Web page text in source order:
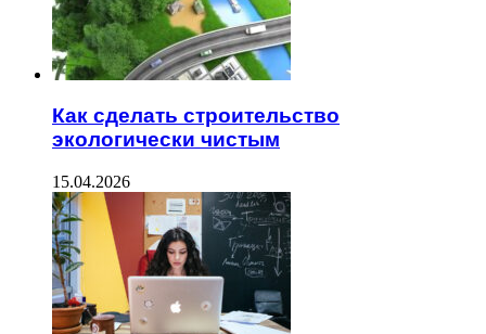
Как сделать строительство
экологически чистым
15.04.2026